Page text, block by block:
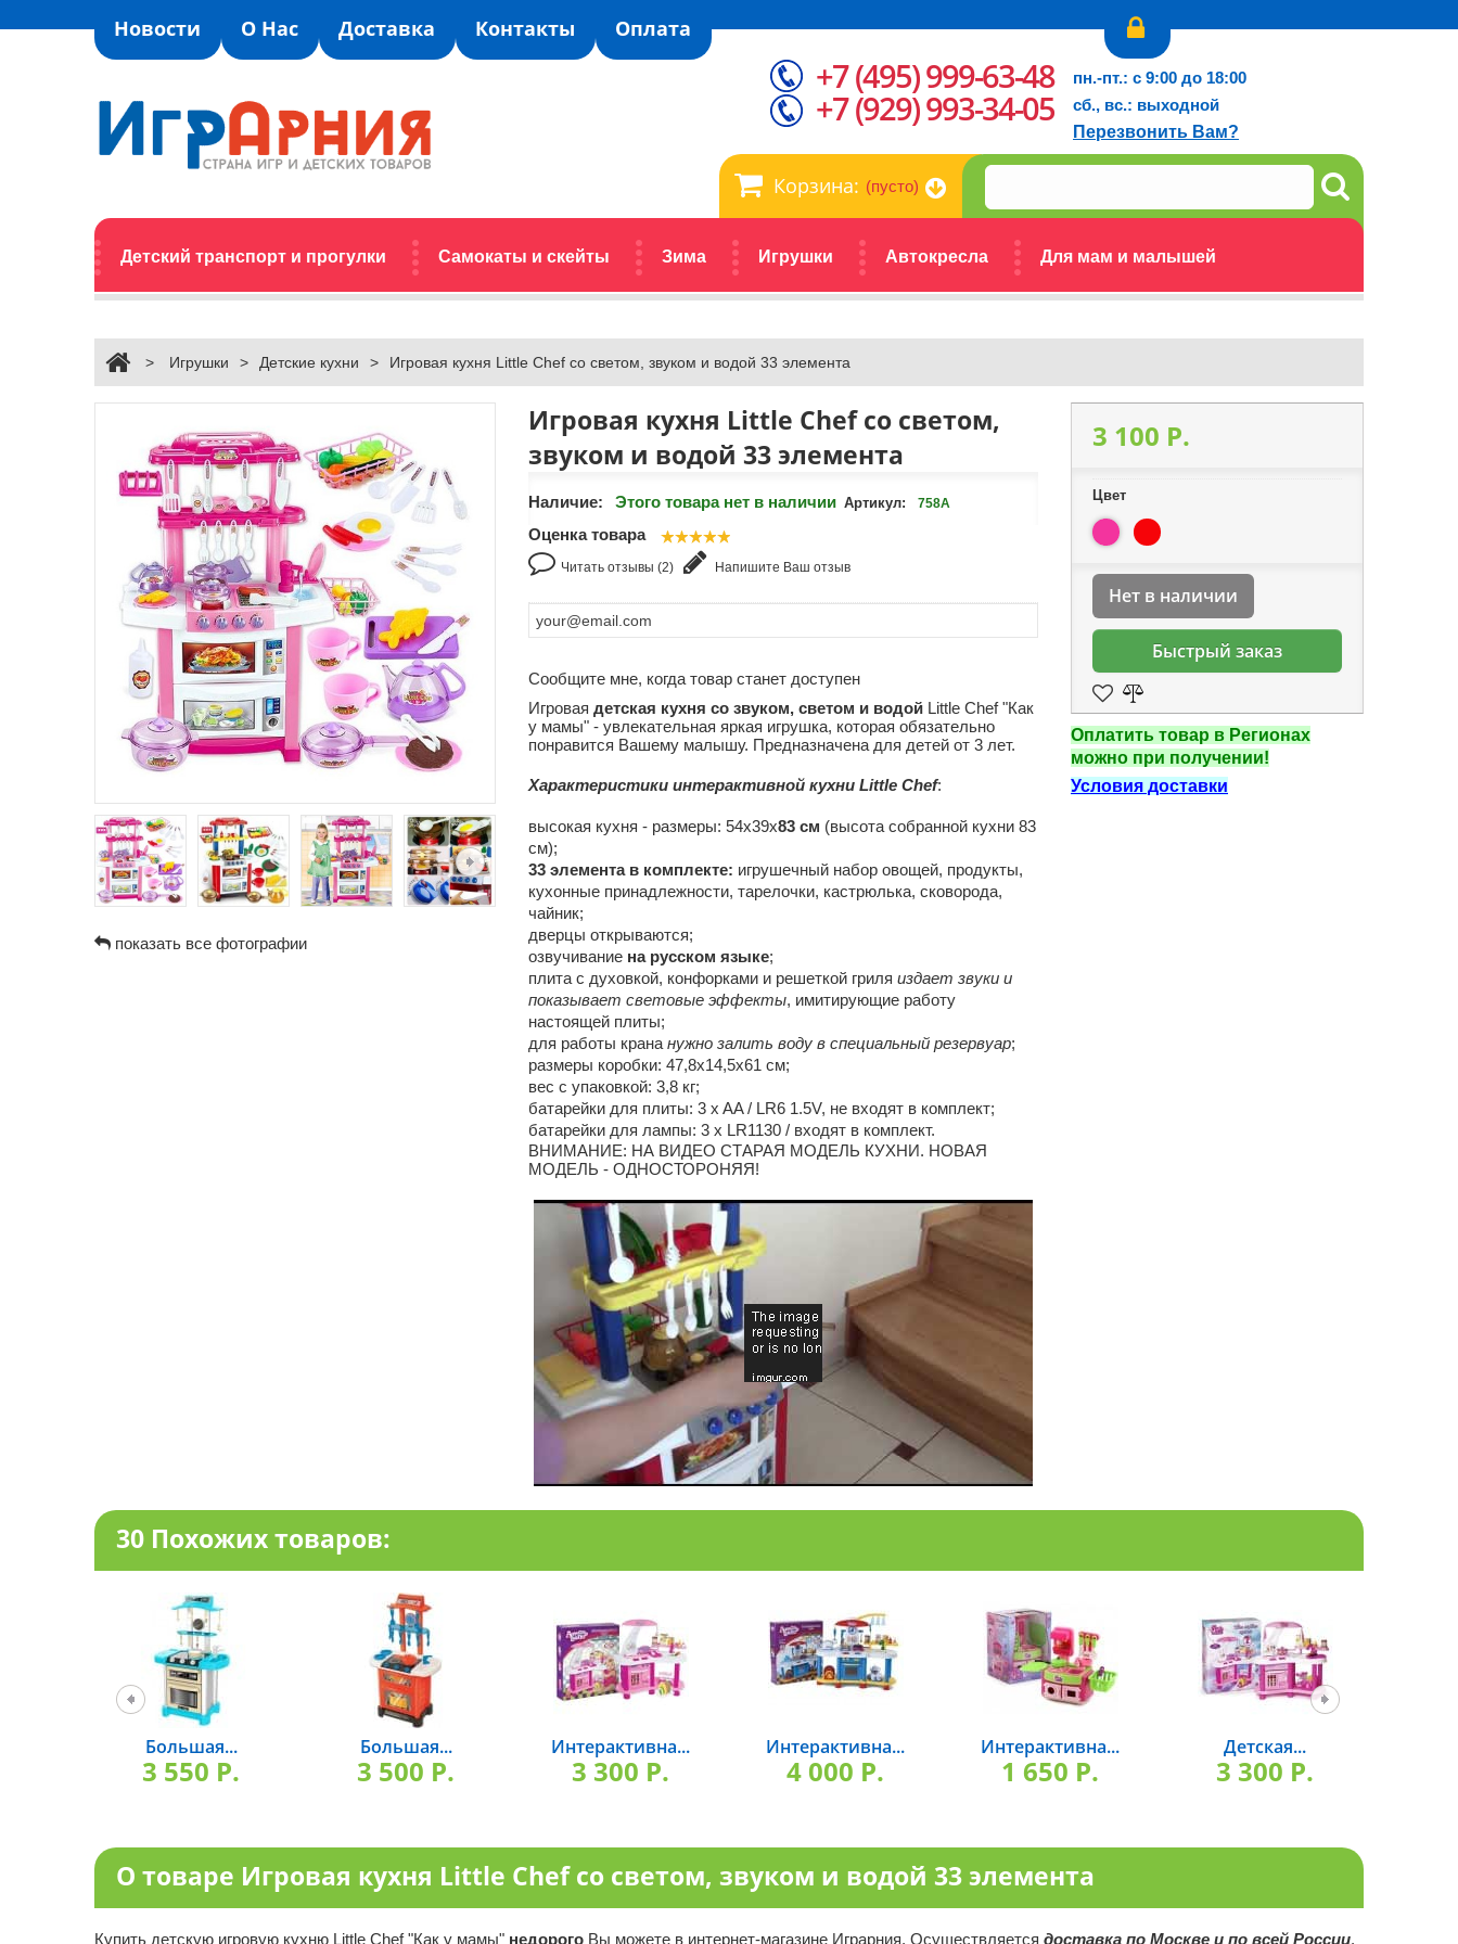
Новости О Нас Доставка Контакты Оплата
Корзина: (пусто)
Детский транспорт и прогулки Самокаты и скейты Зима Игрушки Автокресла Для мам и малышей
+7 (495) 999-63-48
+7 (929) 993-34-05
пн.-пт.: с 9:00 до 18:00
сб., вс.: выходной
Перезвонить Вам?
> Игрушки > Детские кухни > Игровая кухня Little Chef со светом, звуком и водой 33 элемента
показать все фотографии
Игровая кухня Little Chef со светом,
звуком и водой 33 элемента
Наличие: Этого товара нет в наличии Артикул: 758А
Оценка товара
Читать отзывы (2) Напишите Ваш отзыв
Сообщите мне, когда товар станет доступен
Игровая детская кухня со звуком, светом и водой Little Chef "Как
у мамы" - увлекательная яркая игрушка, которая обязательно
понравится Вашему малышу. Предназначена для детей от 3 лет.
Характеристики интерактивной кухни Little Chef:
высокая кухня - размеры: 54х39х83 см (высота собранной кухни 83
см);
33 элемента в комплекте: игрушечный набор овощей, продукты,
кухонные принадлежности, тарелочки, кастрюлька, сковорода,
чайник;
дверцы открываются;
озвучивание на русском языке;
плита с духовкой, конфорками и решеткой гриля издает звуки и
показывает световые эффекты, имитирующие работу
настоящей плиты;
для работы крана нужно залить воду в специальный резервуар;
размеры коробки: 47,8х14,5х61 см;
вес с упаковкой: 3,8 кг;
батарейки для плиты: 3 x AA / LR6 1.5V, не входят в комплект;
батарейки для лампы: 3 x LR1130 / входят в комплект.
ВНИМАНИЕ: НА ВИДЕО СТАРАЯ МОДЕЛЬ КУХНИ. НОВАЯ
МОДЕЛЬ - ОДНОСТОРОНЯЯ!
3 100 P.
Цвет
Нет в наличии
Быстрый заказ
Оплатить товар в Регионах
можно при получении!
Условия доставки
30 Похожих товаров:
Большая...
3 550 P.
Большая...
3 500 P.
Интерактивна...
3 300 P.
Интерактивна...
4 000 P.
Интерактивна...
1 650 P.
Детская...
3 300 P.
О товаре Игровая кухня Little Chef со светом, звуком и водой 33 элемента
Купить детскую игровую кухню Little Chef "Как у мамы" недорого Вы можете в интернет-магазине Играрния. Осуществляется доставка по Москве и по всей России.